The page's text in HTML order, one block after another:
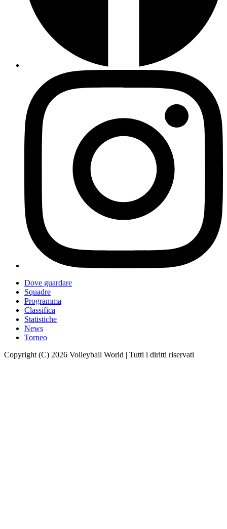
Dove guardare
Squadre
Programma
Classifica
Statistiche
News
Torneo
Copyright (C) 2026 Volleyball World | Tutti i diritti riservati